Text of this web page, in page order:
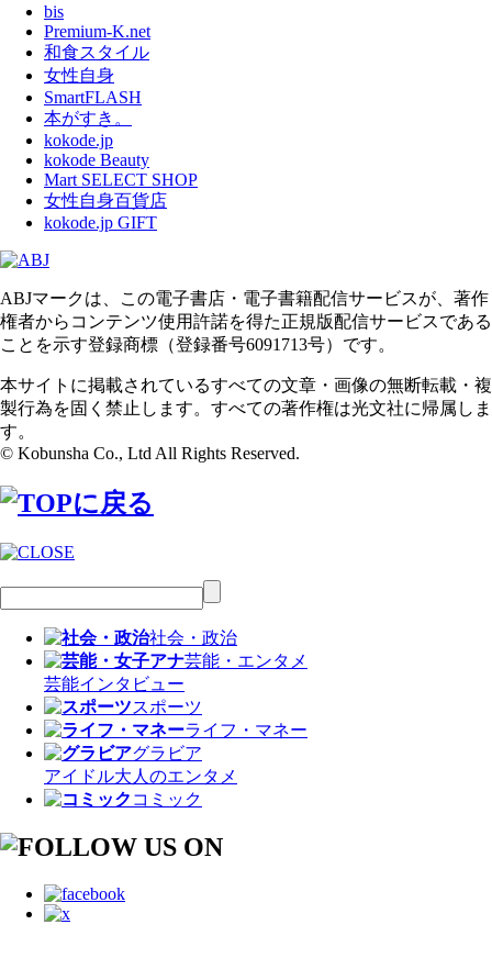
bis
Premium-K.net
和食スタイル
女性自身
SmartFLASH
本がすき。
kokode.jp
kokode Beauty
Mart SELECT SHOP
女性自身百貨店
kokode.jp GIFT
ABJマークは、この電子書店・電子書籍配信サービスが、著作
権者からコンテンツ使用許諾を得た正規版配信サービスである
ことを示す登録商標（登録番号6091713号）です。
本サイトに掲載されているすべての文章・画像の無断転載・複
製行為を固く禁止します。すべての著作権は光文社に帰属しま
す。
© Kobunsha Co., Ltd All Rights Reserved.
社会・政治
芸能・エンタメ
芸能インタビュー
スポーツ
ライフ・マネー
グラビア
アイドル大人のエンタメ
コミック